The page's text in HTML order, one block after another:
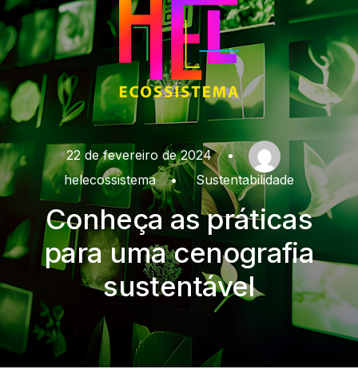
22 de fevereiro de 2024
•
helecossistema
• Sustentabilidade
Conheça as práticas
para uma cenografia
sustentável